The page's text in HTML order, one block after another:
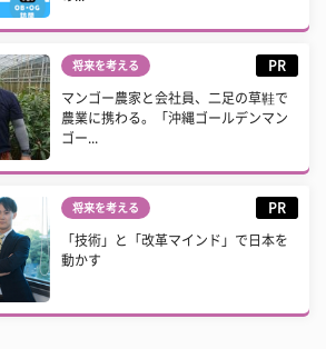
将来を考える PR
マンゴー農家と会社員、二足の草鞋で
農業に携わる。「沖縄ゴールデンマン
ゴー...
将来を考える PR
「技術」と「改革マインド」で日本を
動かす